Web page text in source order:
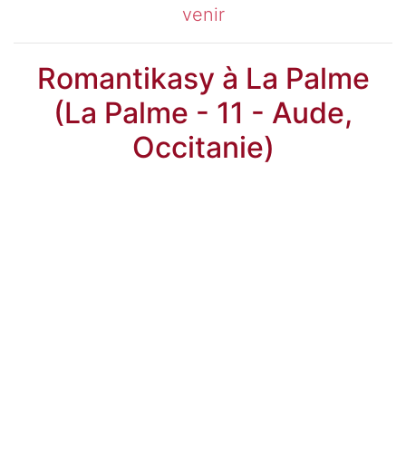
venir
Romantikasy à La Palme
(La Palme - 11 - Aude,
Occitanie)